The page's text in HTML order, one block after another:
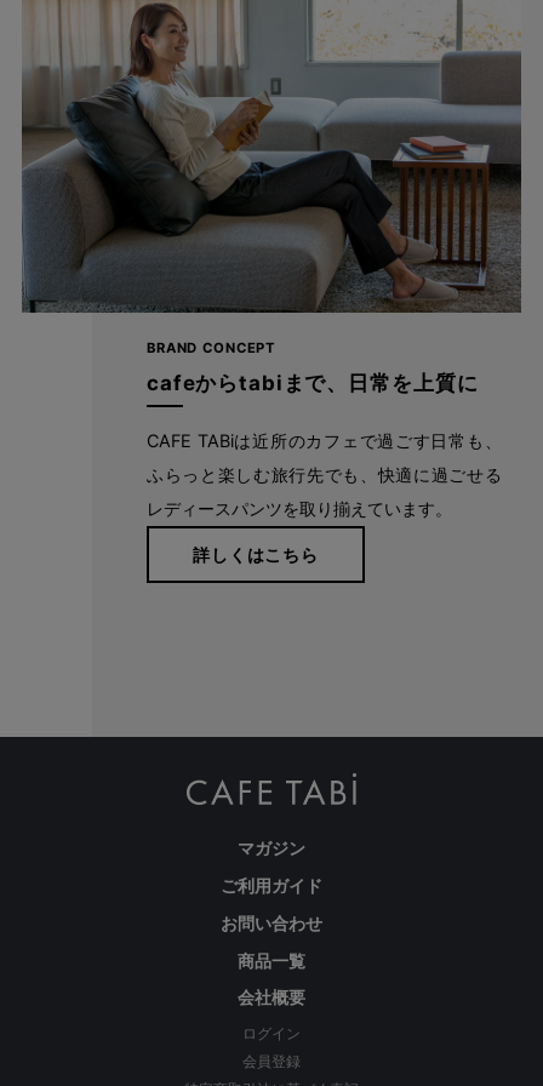
cafeからtabiまで、日常を上質に
自分に似合うものを知っている人、年齢を重ねるごとに輝く
人に向けて、オンラインショップ「CAFE TABi」は日常・非
日常と分けず、近所のカフェで過ごす日常も、ふらっと楽し
む旅行先でも、快適に過ごすための商品づくりを目指してい
経験を積み重ねた人にしか分からない“本物のスタンダー
ド”があるとすればそれはこんな形なのかもしれません。忙
しい毎日をおくる全ての女性にもっと軽やかに、もっと自分
らしくオシャレを楽しんでいただければ嬉しいです。
BRAND CONCEPT
cafeからtabiまで、日常を上質に
CAFE TABiは近所のカフェで過ごす日常も、
ふらっと楽しむ旅行先でも、快適に過ごせる
レディースパンツを取り揃えています。
詳しくはこちら
マガジン
ご利用ガイド
お問い合わせ
商品一覧
会社概要
ログイン
会員登録